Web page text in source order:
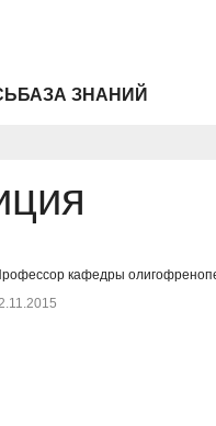
БАЗА ЗНАНИЙ
кафедры